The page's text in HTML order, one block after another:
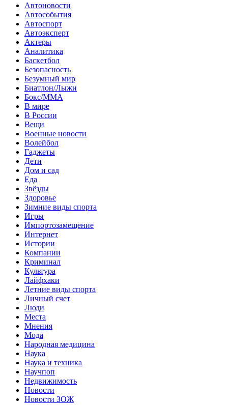
Автоновости
Автособытия
Автоспорт
Автоэксперт
Актеры
Аналитика
Баскетбол
Безопасность
Безумный мир
Биатлон/Лыжи
Бокс/MMA
В мире
В России
Вещи
Военные новости
Волейбол
Гаджеты
Дети
Дом и сад
Еда
Звёзды
Здоровье
Зимние виды спорта
Игры
Импортозамещение
Интернет
Истории
Компании
Криминал
Культура
Лайфхаки
Летние виды спорта
Личный счет
Люди
Места
Мнения
Мода
Народная медицина
Наука
Наука и техника
Научпоп
Недвижимость
Новости
Новости ЗОЖ